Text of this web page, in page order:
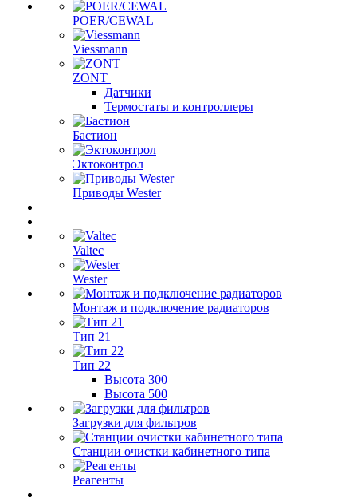
POER/CEWAL
Viessmann
ZONT
Датчики
Термостаты и контроллеры
Бастион
Эктоконтрол
Приводы Wester
Valtec
Wester
Монтаж и подключение радиаторов
Тип 21
Тип 22
Высота 300
Высота 500
Загрузки для фильтров
Станции очистки кабинетного типа
Реагенты